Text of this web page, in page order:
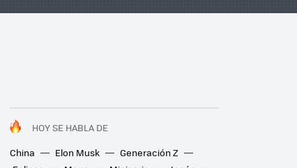
HOY SE HABLA DE
China
Elon Musk
Generación Z